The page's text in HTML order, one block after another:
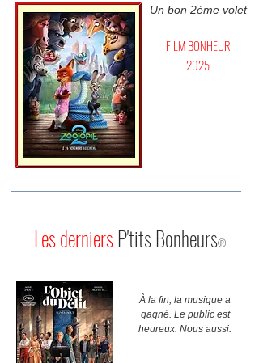
Un bon 2ème volet
FILM BONHEUR
2025
Les derniersP'tits Bonheurs®
À la fin, la musique a
gagné. Le public est
heureux. Nous aussi.